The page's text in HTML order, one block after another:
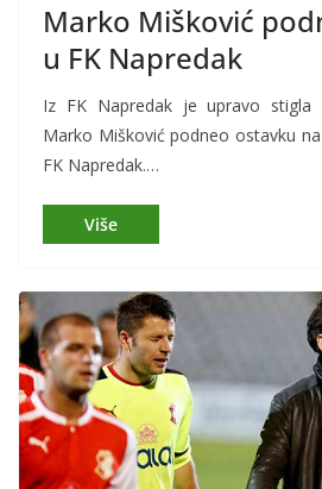
Marko Mišković
u FK Napredak
Iz FK Napredak je upravo stigla
Marko Mišković podneo ostavku
FK Napredak.…